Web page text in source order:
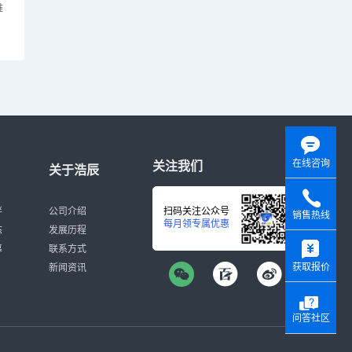
关于浩辰
公司介绍
发展历程
联系方式
新闻资讯
关注我们
扫码关注公众号
每月领专属优惠
在线咨询
销售热线
获取报价
问答社区